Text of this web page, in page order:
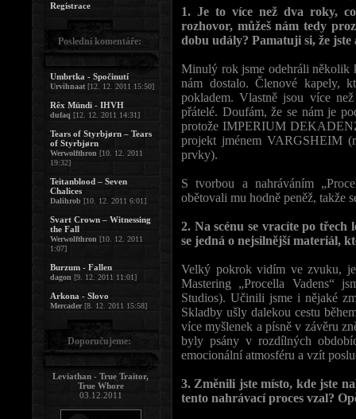
1. Je to více než dva roky,
rozhovor, můžeš nám tedy
dobu udály? Pamatuji si, že
Minulý rok jsme odehráli několik
nám dostalo. Členové kapely,
pokladem. Vlastně jsou více
přátelé. Doufám, že se nám je
protože IMPERIUM
projekt jménem VARGSHEIM
prvky).
S tvorbou a nahráváním
obětovali mu hodně peněž, takže
2. Na scénu se vracíte po třech
se jedná o nejsilnější materiál,
Velký pokrok vidím ve zvuku,
Mastering „Procella Vadens“
Studios). Učinili jsme i nějaké
Skladby ušly dalekou cestu
více myšlenek a písně v závěru
byly psány v rozdílných
emocionální atmosféru a vzít
3. Změnili jste místo, kde jste
tento nahrávací proces vzal?
Registrace
Poslední komentáře:
Umbrtka - Spočinutí
Urvihnaat [12. 12. 2011 15:50]
Rêx Mündi - IHVH
dufaq [12. 12. 2011 14:31]
Tears of Styrbjørn – Tears
of Styrbjørn
Werwolfthron [10. 12. 2011
19:32]
Teitanblood – Seven
Chalices
Dalihrob [10. 12. 2011 6:01]
Svart Crown – Witnessing
the Fall
Werwolfthron [10. 12. 2011
1:07]
Burzum - Fallen
dagon [9. 12. 2011 11:01]
Arkona - Slovo
Mercader[8. 12. 2011 15:58]
Doporučujeme:
Leviathan - True Traitor,
True Whore
03.12.2011